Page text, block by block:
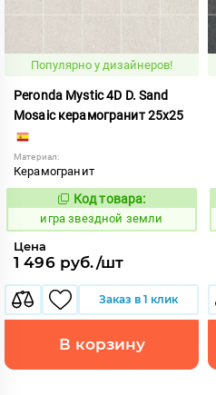
Популярно у дизайнеров!
Peronda Mystic 4D D. Sand
Mosaic керамогранит 25x25
Материал:
Керамогранит
Код:
550530
Код товара:
игра звездной земли
Цена
1 496 руб./шт
Заказ в 1 клик
В корзину